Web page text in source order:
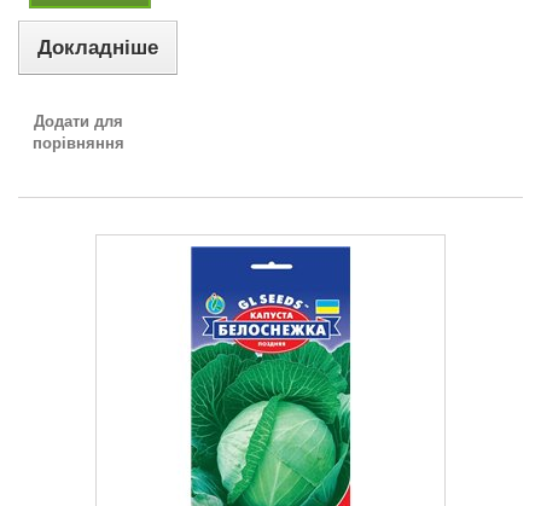
Докладніше
Додати для
порівняння